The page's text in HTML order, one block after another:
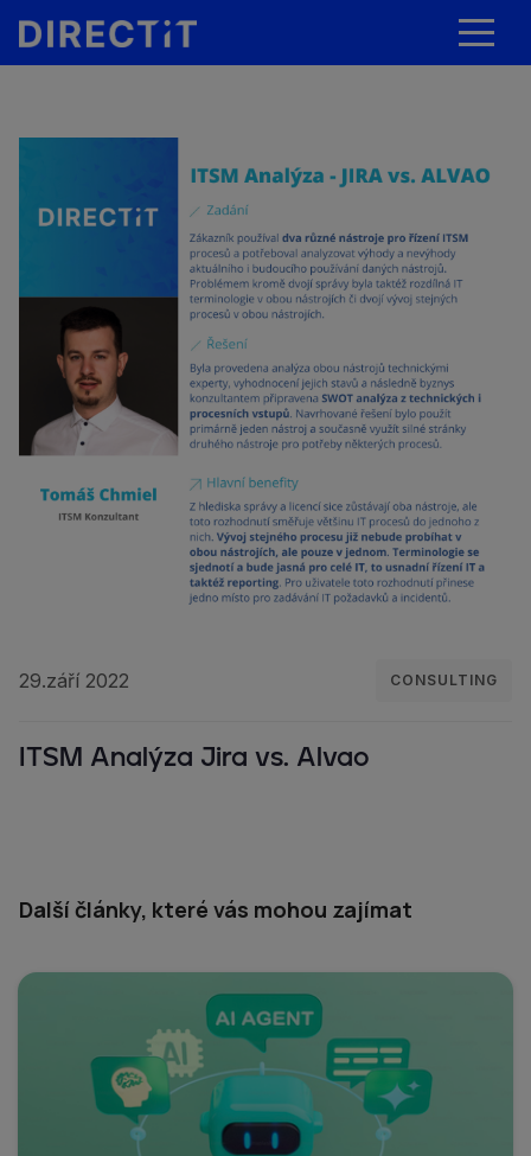
29.září 2022 CONSULTING
ITSM Analýza Jira vs. Alvao
Další články, které vás mohou zajímat